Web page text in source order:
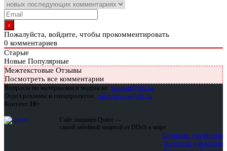
Пожалуйста, войдите, чтобы прокомментировать
0 комментариев
Старые
Новые Популярные
Межтекстовые Отзывы
Посмотреть все комментарии
Вопросы по материалам и подписке: support@glc.ru
Отдел рекламы и спецпроектов: yakovleva.a@glc.ru
Контент 18+
Сайт защищен Qrator —
самой забойной защитой от DDoS в мире
Подписка для физлиц
Подписка для юрлиц